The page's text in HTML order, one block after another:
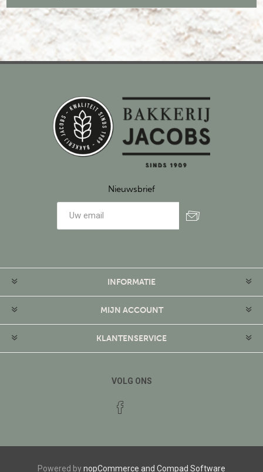
Nieuwsbrief
INFORMATIE
MIJN ACCOUNT
KLANTENSERVICE
VOLG ONS
Powered bynopCommerce and Compad Software